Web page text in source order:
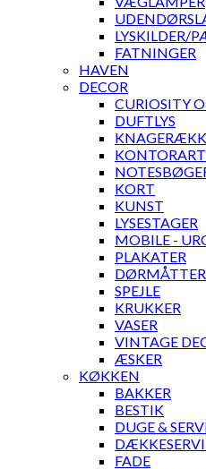
LYSKILDER/
FATNINGER
HAVEN
DECOR
CURIOSITY
DUFTLYS
KORT
KUNST
LYSESTAGER
MOBILE -
PLAKATER
SPEJLE
KRUKKER
VASER
VINTAGE
ÆSKER
KØKKEN
BAKKER
BESTIK
DUGE &
FADE